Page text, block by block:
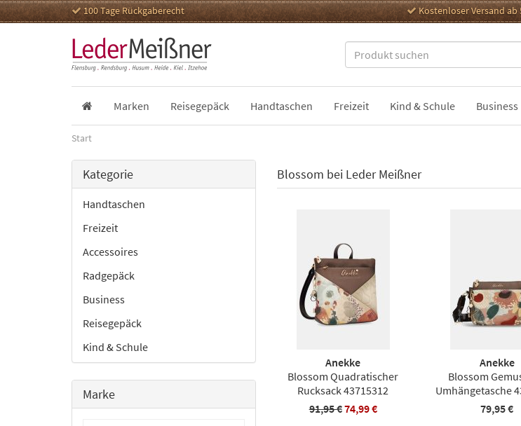
100 Tage Rückgaberecht Kostenloser Versand ab
Marken Reisegepäck Handtaschen Freizeit Kind & Schule Business
Start
Kategorie
Handtaschen
Freizeit
Accessoires
Radgepäck
Business
Reisegepäck
Kind & Schule
Marke
Blossom bei Leder Meißner
Anekke
Blossom Quadratischer
Rucksack 43715312
91,95 €74,99 €
Anekke
Blossom
Umhängetasche
79,95 €